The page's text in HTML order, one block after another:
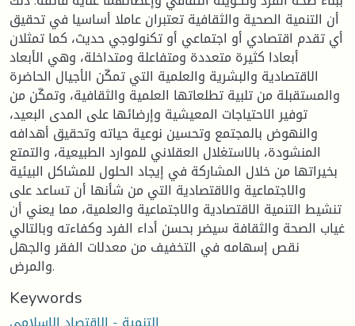
أن التنمية الصحية والثقافية تعتبران عاملا أساسيا في تحقيق
أي تقدم اقتصادي أو اجتماعي أو تكنولوجي حديث، كما تمثلان
أبعادا كثيرة متعددة ومتفاعلة ومتداخلة، وهي الأبعاد
الاقتصادية والبشرية والعلمية التي تمكّن الأجيال الحاضرة
والمستقبلة من تلبية تطلعاتها العلمية والثقافية، وتمكّن من
توفير الاحتياجات المعيشية وإرضائها على المدى البعيد،
والنهوض بالمجتمع وتحسين نوعية حياته وتحقيق أهدافه
المنشودة، بالاستغلال العقلاني للموارد الطبيعية، والتمتع
بخيراتها من خلال المشاركة في إيجاد الحلول للمشاكل البيئية
والاجتماعية والاقتصادية التي من شأنها أن تساعد على
تنشيط التنمية الاقتصادية والاجتماعية والعلمية، مما يعني أن
غياب الصحة والثقافة سيضر بحسن أداء الفرد وكفاءته وبالتالي
نقص إسهامه في التخفيف من معدلات الفقر والجهل
والمرض.
Keywords